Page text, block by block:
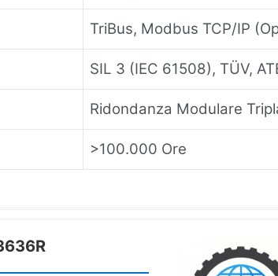
TriBus, Modbus TCP/IP
SIL 3 (IEC 61508), TÜV,
Ridondanza Modulare
>100.000 Ore